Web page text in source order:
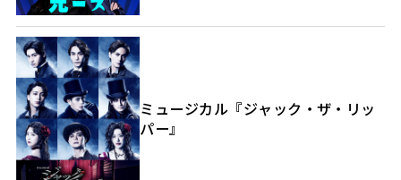
ミュージカル『ジャック・ザ・リッ
パー』